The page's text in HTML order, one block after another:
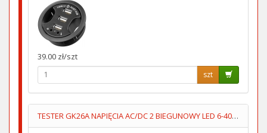
39.00 zł/szt
szt
TESTER GK26A NAPIĘCIA AC/DC 2 BIEGUNOWY LED 6-400V